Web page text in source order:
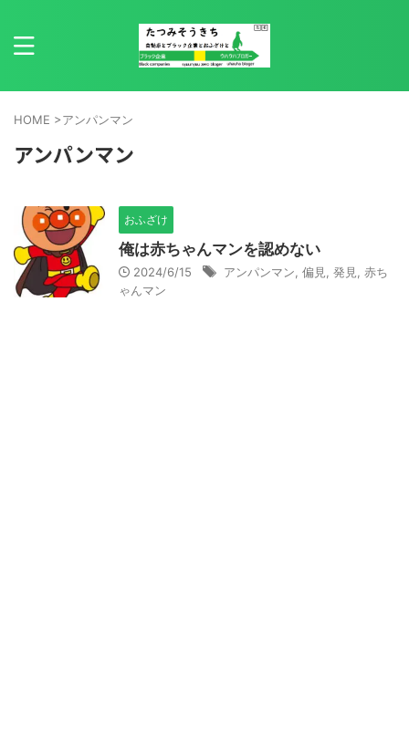
HOME >アンパンマン
アンパンマン
おふざけ
俺は赤ちゃんマンを認めない
2024/6/15 アンパンマン 偏見 発見
赤ち
ゃんマン